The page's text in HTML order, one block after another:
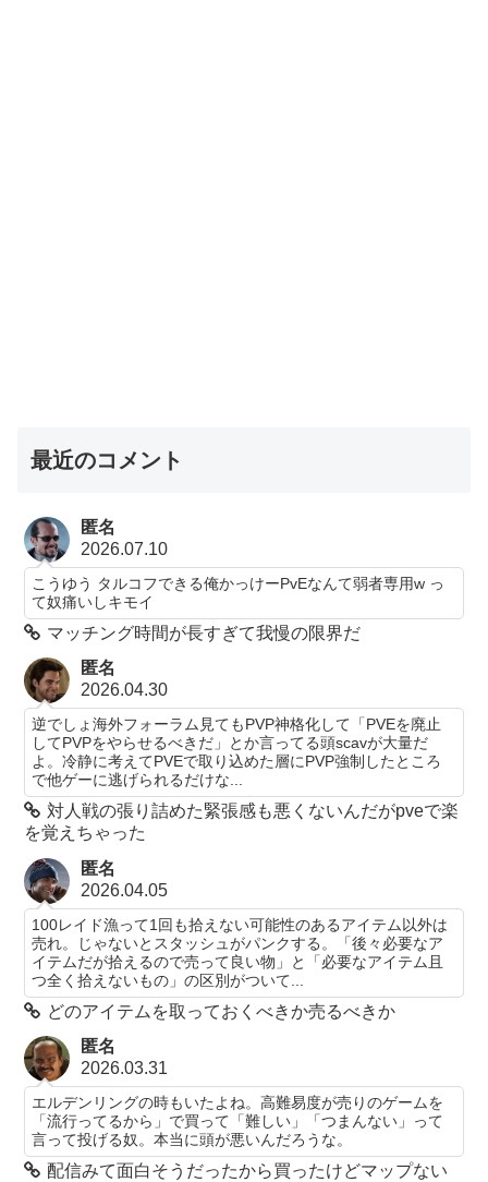
最近のコメント
匿名
2026.07.10
こうゆう タルコフできる俺かっけーPvEなんて弱者専用w っ
て奴痛いしキモイ
マッチング時間が長すぎて我慢の限界だ
匿名
2026.04.30
逆でしょ海外フォーラム見てもPVP神格化して「PVEを廃止
してPVPをやらせるべきだ」とか言ってる頭scavが大量だ
よ。冷静に考えてPVEで取り込めた層にPVP強制したところ
で他ゲーに逃げられるだけな...
対人戦の張り詰めた緊張感も悪くないんだがpveで楽
を覚えちゃった
匿名
2026.04.05
100レイド漁って1回も拾えない可能性のあるアイテム以外は
売れ。じゃないとスタッシュがパンクする。「後々必要なア
イテムだが拾えるので売って良い物」と「必要なアイテム且
つ全く拾えないもの」の区別がついて...
どのアイテムを取っておくべきか売るべきか
匿名
2026.03.31
エルデンリングの時もいたよね。高難易度が売りのゲームを
「流行ってるから」で買って「難しい」「つまんない」って
言って投げる奴。本当に頭が悪いんだろうな。
配信みて面白そうだったから買ったけどマップない